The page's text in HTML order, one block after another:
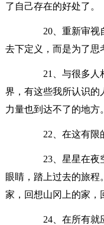
了自己存在的好处了。
20、重新审视自
去下定义，而是为了思
21、与很多人相
界，有这些我所认识的
力量也到达不了的地方。
22、在这有限的
23、星星在夜空
眼睛，踏上过去的旅
家，回想山冈上的家，
24、在所有就应